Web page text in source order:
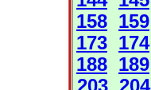
158 159
173 174
188 189